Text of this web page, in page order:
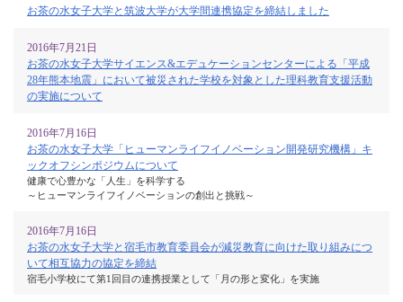
お茶の水女子大学と筑波大学が大学間連携協定を締結しました
2016年7月21日
お茶の水女子大学サイエンス&エデュケーションセンターによる「平成
28年熊本地震」において被災された学校を対象とした理科教育支援活動
の実施について
2016年7月16日
お茶の水女子大学「ヒューマンライフイノベーション開発研究機構」キ
ックオフシンポジウムについて
健康で心豊かな「人生」を科学する
～ヒューマンライフイノベーションの創出と挑戦～
2016年7月16日
お茶の水女子大学と宿毛市教育委員会が減災教育に向けた取り組みにつ
いて相互協力の協定を締結
宿毛小学校にて第1回目の連携授業として「月の形と変化」を実施